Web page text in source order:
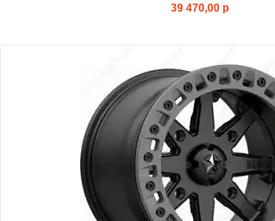
39 470,00 р